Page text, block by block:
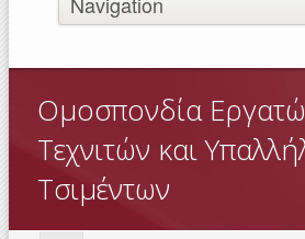
Ομοσπονδία
Τεχνιτών και
Τσιμέντων